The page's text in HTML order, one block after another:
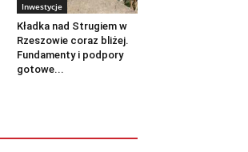
Inwestycje
Kładka nad Strugiem w
Rzeszowie coraz bliżej.
Fundamenty i podpory
gotowe...